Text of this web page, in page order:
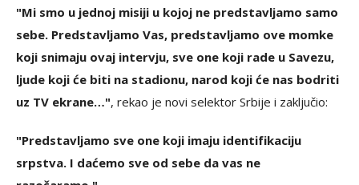
"Mi smo u jednoj misiji u kojoj ne predstavljamo samo
sebe. Predstavljamo Vas, predstavljamo ove momke
koji snimaju ovaj intervju, sve one koji rade u Savezu,
ljude koji će biti na stadionu, narod koji će nas bodriti
uz TV ekrane…", rekao je novi selektor Srbije i zaključio:
"Predstavljamo sve one koji imaju identifikaciju
srpstva. I daćemo sve od sebe da vas ne